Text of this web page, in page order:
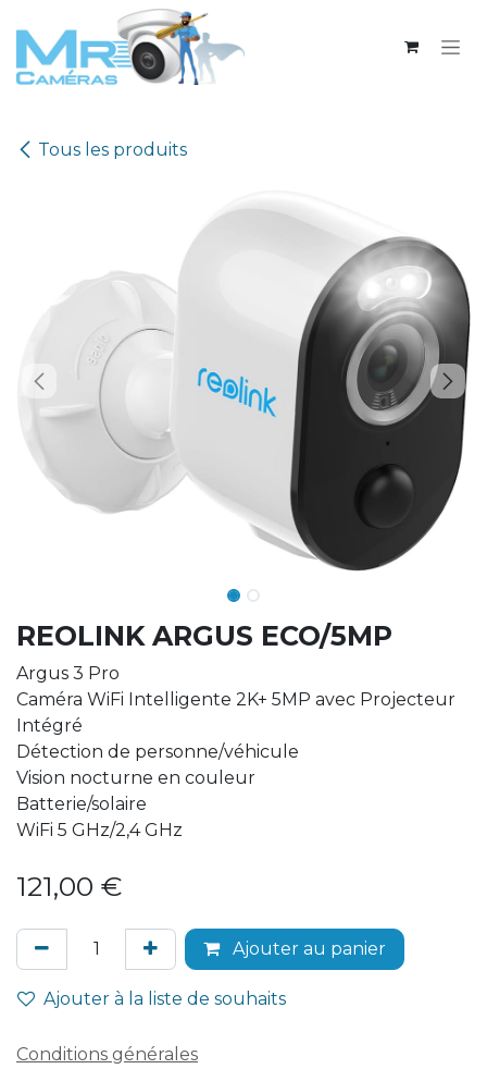
Se rendre au contenu
Tous les produits
REOLINK ARGUS ECO/5MP
Argus 3 Pro
Caméra WiFi Intelligente 2K+ 5MP avec Projecteur
Intégré
Détection de personne/véhicule
Vision nocturne en couleur
Batterie/solaire
WiFi 5 GHz/2,4 GHz
121,00 €
Ajouter au panier
Ajouter à la liste de souhaits
Conditions générales